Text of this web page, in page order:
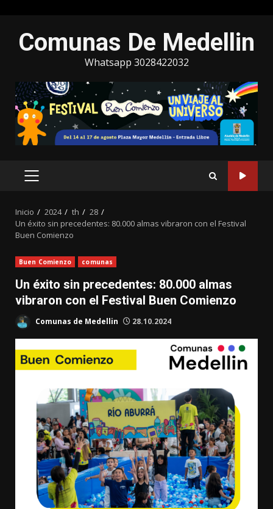
contenido
Comunas De Medellin
Whatsapp 3028422032
MENÚ
Inicio 2024 th
28
Un éxito sin precedentes: 80.000 almas vibraron con el Festival
Buen Comienzo
Buen Comienzo comunas
Un éxito sin precedentes: 80.000 almas
vibraron con el Festival Buen Comienzo
Comunas de Medellin 28.10.2024